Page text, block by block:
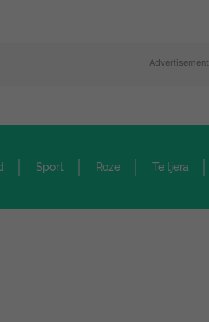
Advertisement
Sport Roze Te tjera